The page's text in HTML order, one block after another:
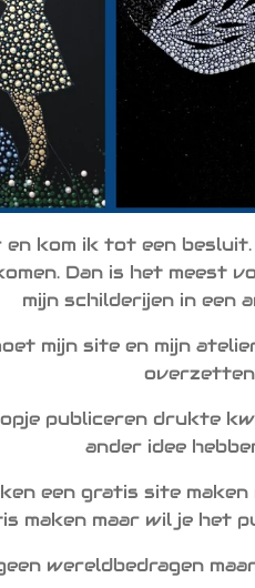
kom ik tot een
Dan is het meest
mijn schilderijen in een
mijn site en mijn
publiceren drukte
ander idee
een gratis site
maken maar wil je het
wereldbedragen